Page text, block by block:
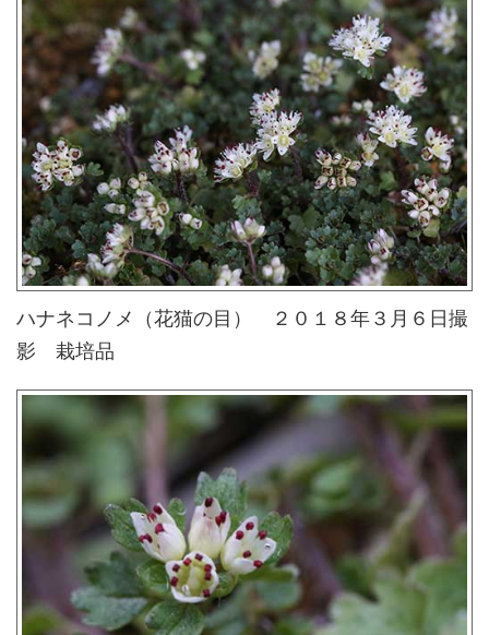
ハナネコノメ（花猫の目） ２０１８年３月６日撮
影 栽培品